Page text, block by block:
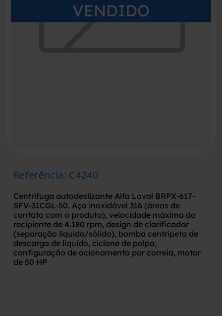
VENDIDO
Referência: C4240
Centrífuga autodeslizante Alfa Laval BRPX-617-
SFV-31CGL-50. Aço inoxidável 316 (áreas de
contato com o produto), velocidade máxima do
recipiente de 4.180 rpm, design de clarificador
(separação líquido/sólido), bomba centrípeta de
descarga de líquido, ciclone de polpa,
configuração de acionamento por correia, motor
de 50 HP